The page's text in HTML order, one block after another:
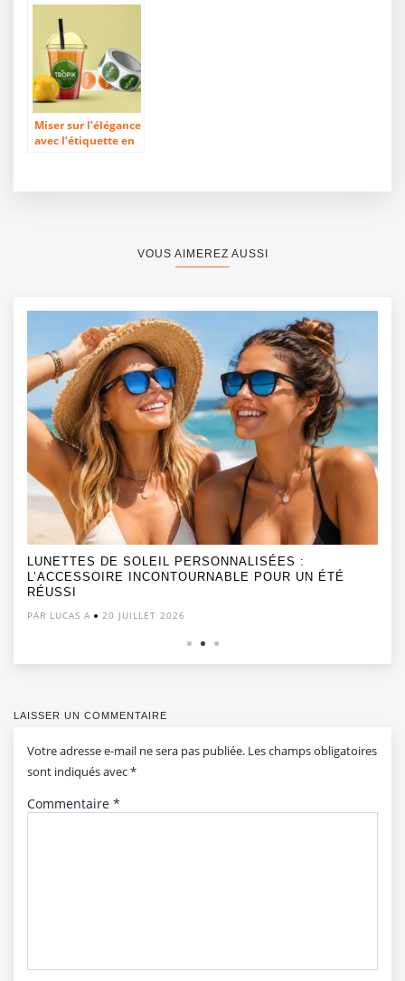
secteur de
l’agroalimentaire
Miser sur l’élégance
avec l’étiquette en
VOUS AIMEREZ AUSSI
LUNETTES DE SOLEIL PERSONNALISÉES :
L’ACCESSOIRE INCONTOURNABLE POUR UN ÉTÉ
RÉUSSI
PAR LUCAS A 20 JUILLET 2026
LAISSER UN COMMENTAIRE
Votre adresse e-mail ne sera pas publiée. Les champs obligatoires
sont indiqués avec*
Commentaire *